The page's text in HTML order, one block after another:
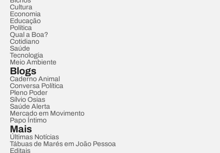
Cultura
Economia
Educação
Política
Qual a Boa?
Cotidiano
Saúde
Tecnologia
Meio Ambiente
Blogs
Caderno Animal
Conversa Política
Pleno Poder
Sílvio Osias
Saúde Alerta
Mercado em Movimento
Papo Íntimo
Mais
Últimas Notícias
Tábuas de Marés em João Pessoa
Editais